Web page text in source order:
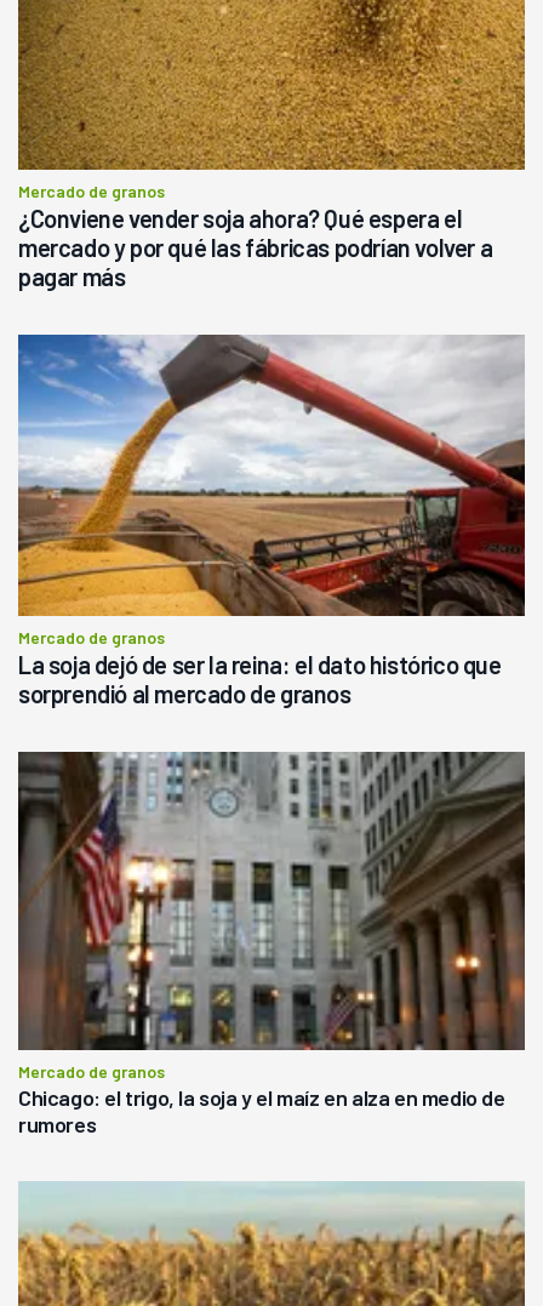
Mercado de granos
¿Conviene vender soja ahora? Qué espera el
mercado y por qué las fábricas podrían volver a
pagar más
Mercado de granos
La soja dejó de ser la reina: el dato histórico que
sorprendió al mercado de granos
Mercado de granos
Chicago: el trigo, la soja y el maíz en alza en medio de
rumores